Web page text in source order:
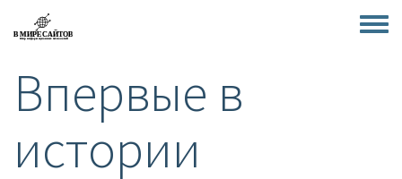
Перейти
Toggle
Впервые в
истории